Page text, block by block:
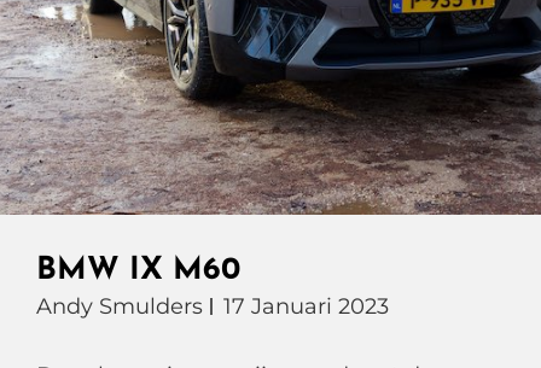
BMW IX M60
Andy Smulders 17 Januari 2023